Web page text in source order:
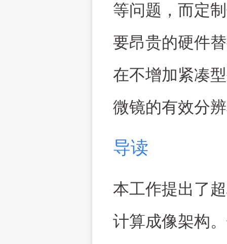
等问题，而定
要昂贵的硬件
在不增加紧凑
微镜的有效分
导读
本工作提出了
计算成像架构